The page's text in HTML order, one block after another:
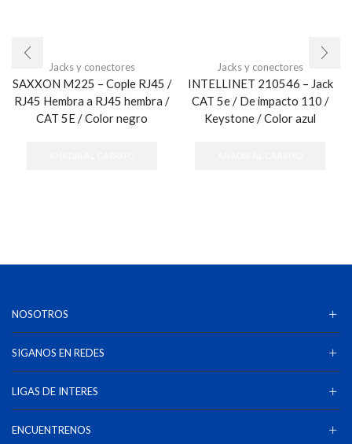
Jacks y conectores
SAXXON M225 – Cople RJ45 /
RJ45 Hembra a RJ45 hembra /
CAT 5E / Color negro
Jacks y conectores
INTELLINET 210546 – Jack
CAT 5e / De impacto 110 /
Keystone / Color azul
NOSOTROS
SIGANOS EN REDES
LIGAS DE INTERES
ENCUENTRENOS